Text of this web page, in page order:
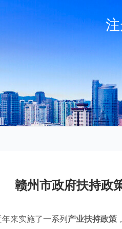
赣州市政府扶持政
来实施了一系列产业扶持政策